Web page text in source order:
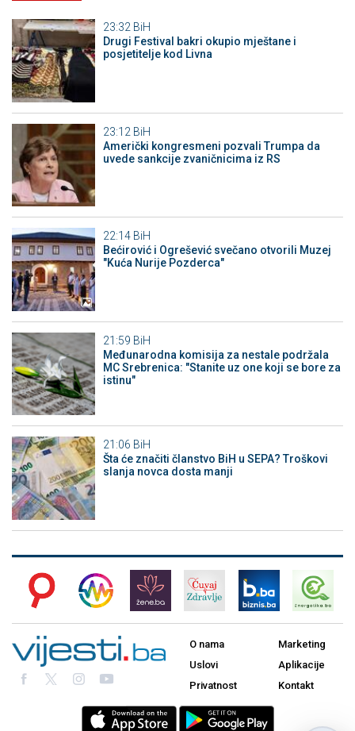
23:32 BiH
Drugi Festival bakri okupio mještane i
posjetitelje kod Livna
23:12 BiH
Američki kongresmeni pozvali Trumpa da
uvede sankcije zvaničnicima iz RS
22:14 BiH
Bećirović i Ogrešević svečano otvorili Muzej
"Kuća Nurije Pozderca"
21:59 BiH
Međunarodna komisija za nestale podržala
MC Srebrenica: "Stanite uz one koji se bore za
istinu"
21:06 BiH
Šta će značiti članstvo BiH u SEPA? Troškovi
slanja novca dosta manji
O nama
Uslovi
Privatnost
Marketing
Aplikacije
Kontakt